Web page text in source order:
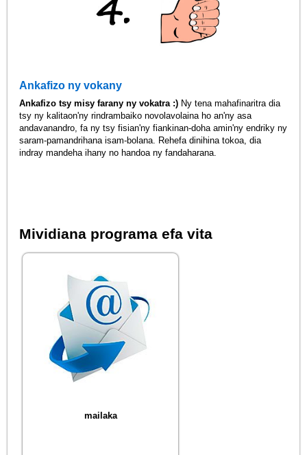
Ankafizo ny vokany
Ankafizo tsy misy farany ny vokatra :) Ny tena mahafinaritra dia
tsy ny kalitaon'ny rindrambaiko novolavolaina ho an'ny asa
andavanandro, fa ny tsy fisian'ny fiankinan-doha amin'ny endriky ny
saram-pamandrihana isam-bolana. Rehefa dinihina tokoa, dia
indray mandeha ihany no handoa ny fandaharana.
Mividiana programa efa vita
mailaka